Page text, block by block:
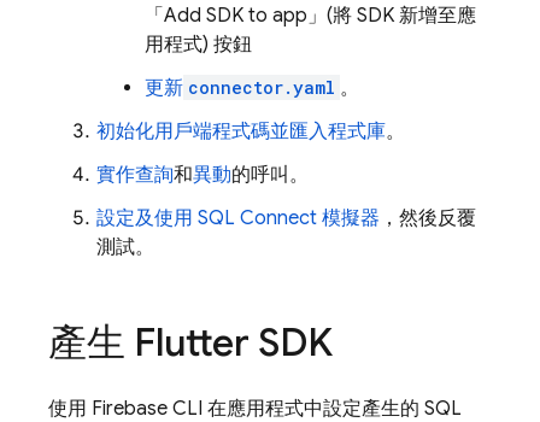
「Add SDK to app」(將 SDK 新增至應
用程式) 按鈕
更新 connector.yaml 。
初始化用戶端程式碼並匯入程式庫。
實作查詢和異動的呼叫。
設定及使用 SQL Connect 模擬器 ，然後反覆
測試。
產生 Flutter SDK
使用 Firebase CLI 在應用程式中設定產生的 SQL